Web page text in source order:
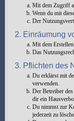
Mit dem Zugriff
Wenn du mit
Der
2. Einräumung
Mit dem
Das
3. Pflichten des
Du erklärst mit
verwenden.
Der Betreiber
dir ein
Du nimmst zur
jederzeit zu